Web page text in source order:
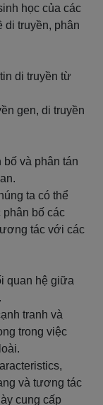
học của các
di truyền, phân
di truyền từ
gen, di truyền
và phân tán
ta có thể
phân bố các
tác với các
quan hệ giữa
tranh và
trong việc
và tương tác
cung cấp